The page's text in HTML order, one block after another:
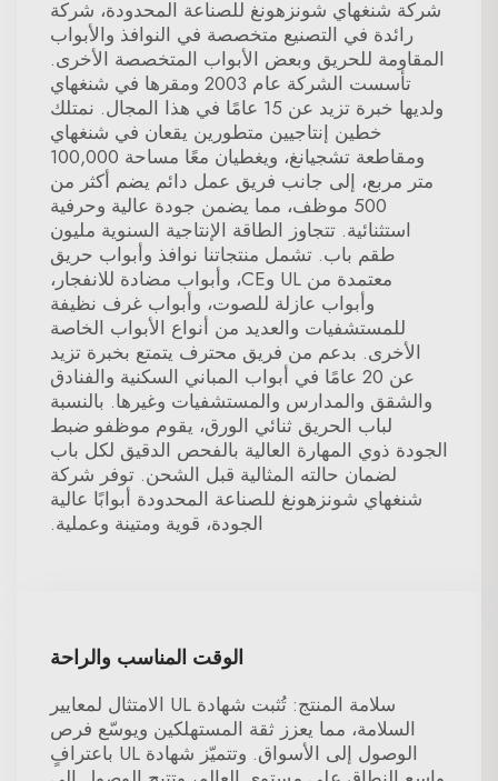
شركة شنغهاي شونزهونغ للصناعة المحدودة، شركة
رائدة في التصنيع متخصصة في النوافذ والأبواب
المقاومة للحريق وبعض الأبواب المتخصصة الأخرى.
تأسست الشركة عام 2003 ومقرها في شنغهاي
ولديها خبرة تزيد عن 15 عامًا في هذا المجال. نمتلك
خطين إنتاجيين متطورين يقعان في شنغهاي
ومقاطعة تشجيانغ، ويغطيان معًا مساحة 100,000
متر مربع، إلى جانب فريق عمل دائم يضم أكثر من
500 موظف، مما يضمن جودة عالية وحرفية
استثنائية. تتجاوز الطاقة الإنتاجية السنوية مليون
طقم باب. تشمل منتجاتنا نوافذ وأبواب حريق
معتمدة من UL وCE، وأبواب مضادة للانفجار،
وأبواب عازلة للصوت، وأبواب غرف نظيفة
للمستشفيات والعديد من أنواع الأبواب الخاصة
الأخرى. بدعم من فريق محترف يتمتع بخبرة تزيد
عن 20 عامًا في أبواب المباني السكنية والفنادق
والشقق والمدارس والمستشفيات وغيرها. بالنسبة
لباب الحريق ثنائي الورق، يقوم موظفو ضبط
الجودة ذوي المهارة العالية بالفحص الدقيق لكل باب
لضمان حالته المثالية قبل الشحن. توفر شركة
شنغهاي شونزهونغ للصناعة المحدودة أبوابًا عالية
الجودة، قوية ومتينة وعملية.
الوقت المناسب والراحة
سلامة المنتج: تُثبت شهادة UL الامتثال لمعايير
السلامة، مما يعزز ثقة المستهلكين ويوسّع فرص
الوصول إلى الأسواق. وتتميّز شهادة UL باعترافٍ